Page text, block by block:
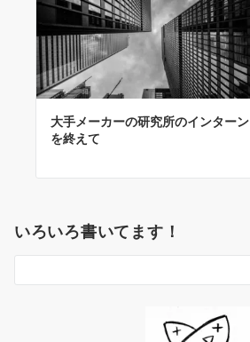
大手メーカーの研究所のインターン
を終えて
いろいろ書いてます！